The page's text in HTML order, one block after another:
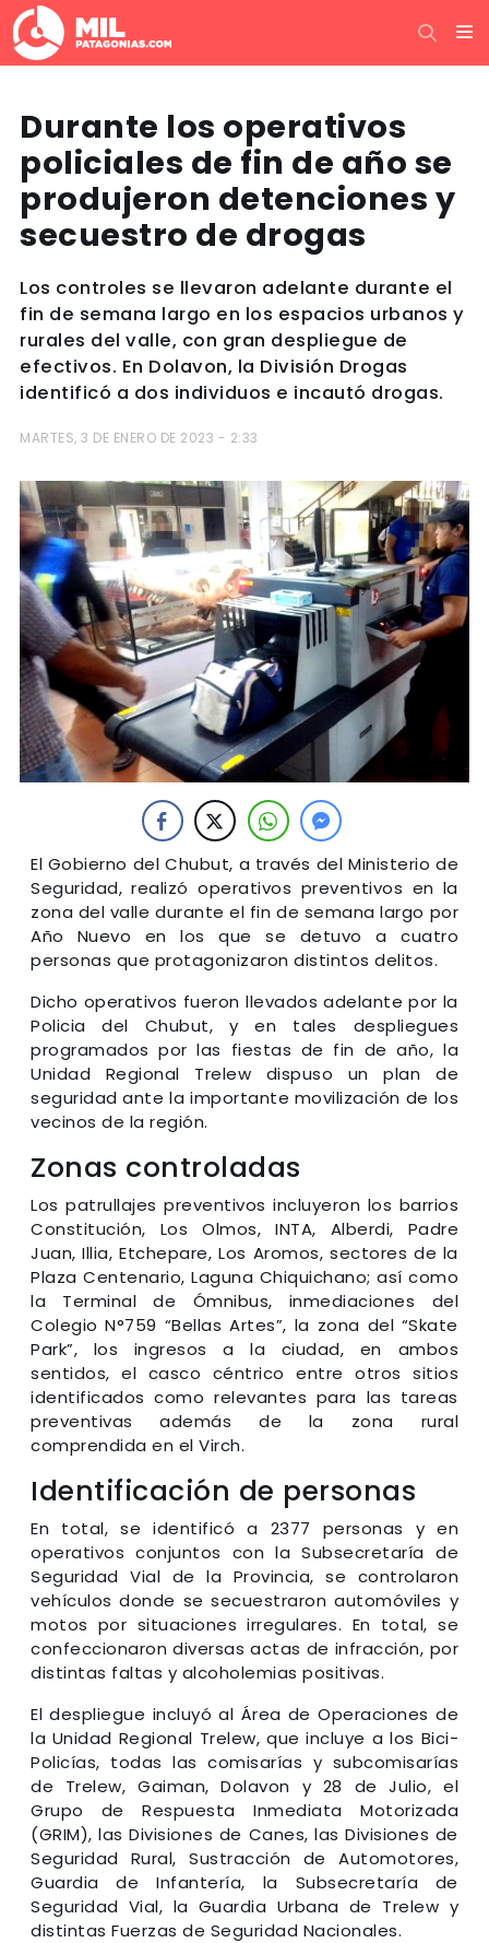
Durante los operativos
policiales de fin de año se
produjeron detenciones y
secuestro de drogas
Los controles se llevaron adelante durante el
fin de semana largo en los espacios urbanos y
rurales del valle, con gran despliegue de
efectivos. En Dolavon, la División Drogas
identificó a dos individuos e incautó drogas.
MARTES, 3 DE ENERO DE 2023 - 2:33
El Gobierno del Chubut, a través del Ministerio de
Seguridad, realizó operativos preventivos en la
zona del valle durante el fin de semana largo por
Año Nuevo en los que se detuvo a cuatro
personas que protagonizaron distintos delitos.
Dicho operativos fueron llevados adelante por la
Policia del Chubut, y en tales despliegues
programados por las fiestas de fin de año, la
Unidad Regional Trelew dispuso un plan de
seguridad ante la importante movilización de los
vecinos de la región.
Zonas controladas
Los patrullajes preventivos incluyeron los barrios
Constitución, Los Olmos, INTA, Alberdi, Padre
Juan, Illia, Etchepare, Los Aromos, sectores de la
Plaza Centenario, Laguna Chiquichano; así como
la Terminal de Ómnibus, inmediaciones del
Colegio N°759 “Bellas Artes”, la zona del “Skate
Park”, los ingresos a la ciudad, en ambos
sentidos, el casco céntrico entre otros sitios
identificados como relevantes para las tareas
preventivas además de la zona rural
comprendida en el Virch.
Identificación de personas
En total, se identificó a 2377 personas y en
operativos conjuntos con la Subsecretaría de
Seguridad Vial de la Provincia, se controlaron
vehículos donde se secuestraron automóviles y
motos por situaciones irregulares. En total, se
confeccionaron diversas actas de infracción, por
distintas faltas y alcoholemias positivas.
El despliegue incluyó al Área de Operaciones de
la Unidad Regional Trelew, que incluye a los Bici-
Policías, todas las comisarías y subcomisarías
de Trelew, Gaiman, Dolavon y 28 de Julio, el
Grupo de Respuesta Inmediata Motorizada
(GRIM), las Divisiones de Canes, las Divisiones de
Seguridad Rural, Sustracción de Automotores,
Guardia de Infantería, la Subsecretaría de
Seguridad Vial, la Guardia Urbana de Trelew y
distintas Fuerzas de Seguridad Nacionales.